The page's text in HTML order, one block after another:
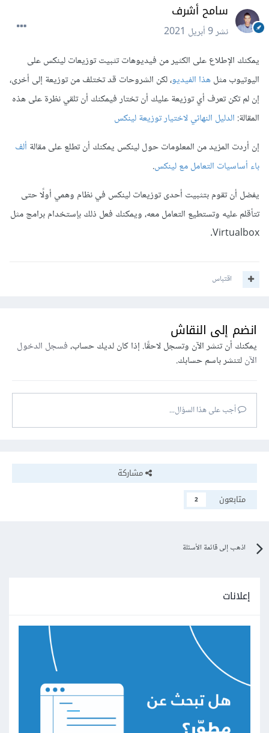
سامح أشرف
نشر9 أبريل 2021
يمكنك الإطلاع على الكثير من فيديوهات تثبيت توزيعات لينكس على
اليوتيوب مثلهذا الفيديو، لكن الشروحات قد تختلف من توزيعة إلى أخرى،
إن لم تكن تعرف أي توزيعة عليك أن تختار فيمكنك أن تلقي نظرة على هذه
المقالة: الدليل النهائي لاختيار توزيعة لينكس
إن أردت المزيد من المعلومات حول لينكس يمكنك أن تطلع على مقالة ألف
باء أساسيات التعامل مع لينكس.
يفضل أن تقوم بتثبيت أحدى توزيعات لينكس في نظام وهمي أولًا حتى
تتأقلم عليه وتستطيع التعامل معه، ويمكنك فعل ذلك بإستخدام برامج مثل
Virtualbox.
اقتباس
انضم إلى النقاش
يمكنك أن تنشر الآن وتسجل لاحقًا. إذا كان لديك حساب،فسجل الدخول
الآنلتنشر باسم حسابك.
أجب على هذا السؤال...
مشاركة
متابعون
2
اذهب إلى قائمة الأسئلة
إعلانات